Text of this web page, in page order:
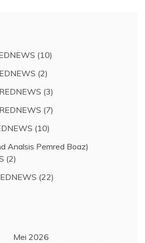
(10)
(2)
(3)
(7)
(10)
Analsis Pemred Boaz)
(2)
(22)
Mei 2026